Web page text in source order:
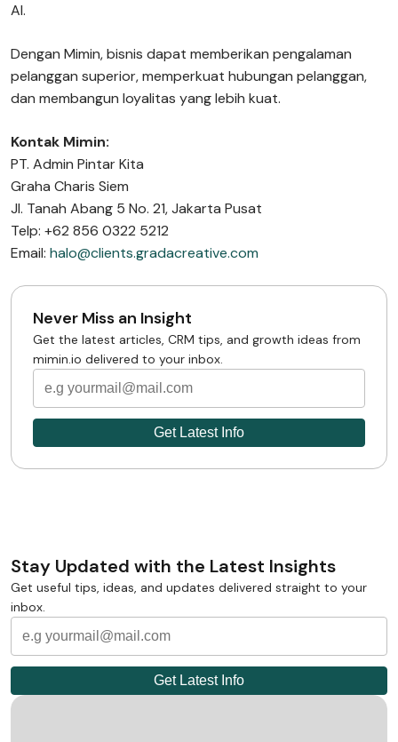
AI.
Dengan Mimin, bisnis dapat memberikan pengalaman
pelanggan superior, memperkuat hubungan pelanggan,
dan membangun loyalitas yang lebih kuat.
Kontak Mimin:
PT. Admin Pintar Kita
Graha Charis Siem
Jl. Tanah Abang 5 No. 21, Jakarta Pusat
Telp: +62 856 0322 5212
Email: halo@clients.gradacreative.com
Never Miss an Insight
Get the latest articles, CRM tips, and growth ideas from
mimin.io delivered to your inbox.
Stay Updated with the Latest Insights
Get useful tips, ideas, and updates delivered straight to your
inbox.